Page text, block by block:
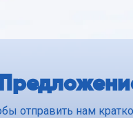
отправить нам